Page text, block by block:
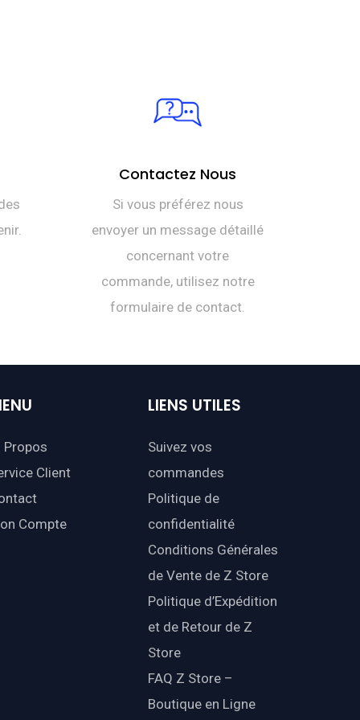
Contactez Nous
Si vous préférez nous
envoyer un message détaillé
concernant votre
commande, utilisez notre
formulaire de contact.
Client
Compte
LIENS UTILES
Suivez vos
commandes
Politique de
confidentialité
Conditions Générales
de Vente de Z Store
Politique d’Expédition
et de Retour de Z
Store
FAQ Z Store –
Boutique en Ligne